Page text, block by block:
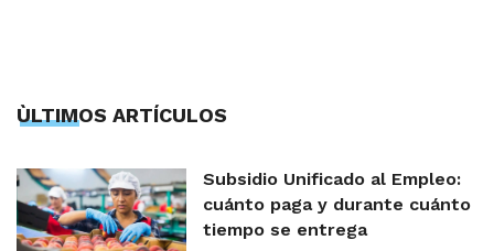
ÙLTIMOS ARTÍCULOS
Subsidio Unificado al Empleo:
cuánto paga y durante cuánto
tiempo se entrega